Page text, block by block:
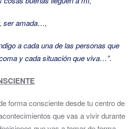
ser amada…,
a cada una de las personas que
y cada situación que viva…”.
forma consciente desde tu centro de
que vas a vivir durante